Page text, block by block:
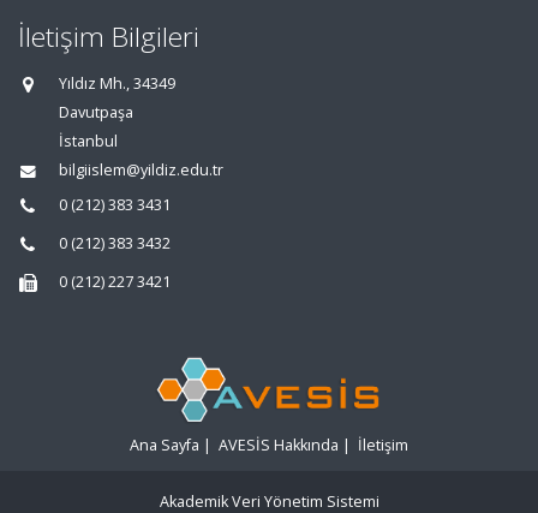
İletişim Bilgileri
Yıldız Mh., 34349
Davutpaşa
İstanbul
bilgiislem@yildiz.edu.tr
0 (212) 383 3431
0 (212) 383 3432
0 (212) 227 3421
Ana Sayfa | AVESİS Hakkında | İletişim
Akademik Veri Yönetim Sistemi